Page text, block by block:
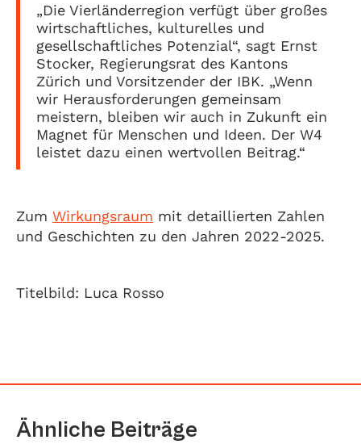
„Die Vierländerregion verfügt über großes
wirtschaftliches, kulturelles und
gesellschaftliches Potenzial“, sagt Ernst
Stocker, Regierungsrat des Kantons
Zürich und Vorsitzender der IBK. „Wenn
wir Herausforderungen gemeinsam
meistern, bleiben wir auch in Zukunft ein
Magnet für Menschen und Ideen. Der W4
leistet dazu einen wertvollen Beitrag.“
Zum Wirkungsraum mit detaillierten Zahlen
und Geschichten zu den Jahren 2022-2025.
Titelbild: Luca Rosso
Ähnliche Beiträge